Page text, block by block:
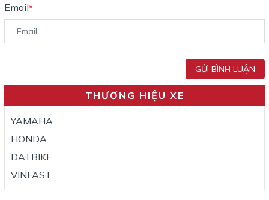
Email*
GỬI BÌNH LUẬN
THƯƠNG HIỆU XE
YAMAHA
HONDA
DATBIKE
VINFAST